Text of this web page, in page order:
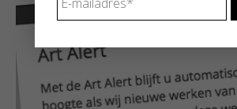
mailadres *